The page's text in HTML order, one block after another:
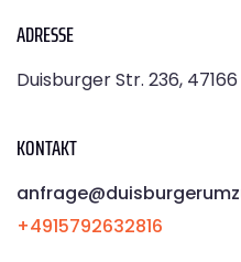
ADRESSE
Duisburger Str. 236,
KONTAKT
+4915792632816